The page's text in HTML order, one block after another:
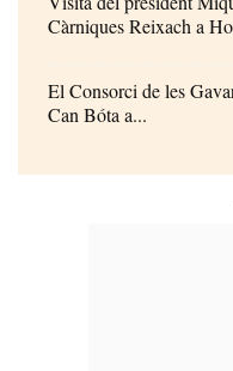
Càrniques Reixach a
El Consorci de les
Can Bóta a...